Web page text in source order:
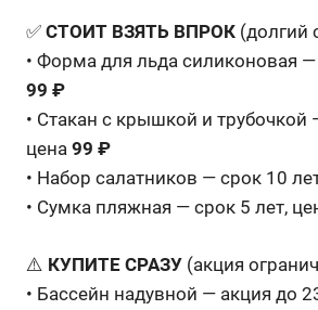
✅ СТОИТ ВЗЯТЬ ВПРОК (долгий
• Форма для льда силиконовая —
99 ₽
• Стакан с крышкой и трубочкой
цена 99 ₽
• Набор салатников — срок 10
• Сумка пляжная — срок 5 лет,
⚠️ КУПИТЕ СРАЗУ (акция
• Бассейн надувной — акция до